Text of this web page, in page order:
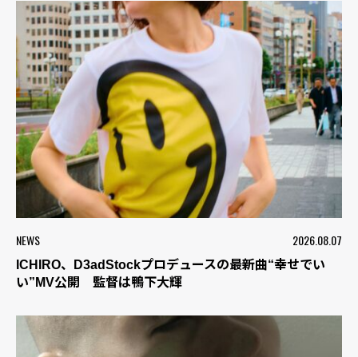
NEWS 2026.08.07
ICHIRO、D3adStockプロデュースの最新曲“幸せでい
い”MV公開 監督は鴨下大輝